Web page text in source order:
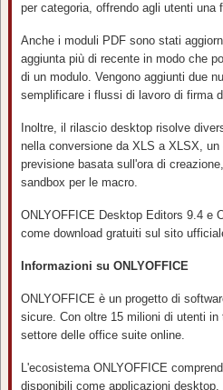
per categoria, offrendo agli utenti
Anche i moduli PDF sono stati
aggiunta più di recente in modo che
di un modulo. Vengono aggiunti due
semplificare i flussi di lavoro di firma
Inoltre, il rilascio desktop risolve
nella conversione da XLS a XLSX,
previsione basata sull'ora di
sandbox per le macro.
ONLYOFFICE Desktop Editors 9.4 e
come download gratuiti sul sito
Informazioni su ONLYOFFICE
ONLYOFFICE è un progetto di
sicure. Con oltre 15 milioni di utenti
settore delle office suite online.
L'ecosistema ONLYOFFICE
disponibili come applicazioni